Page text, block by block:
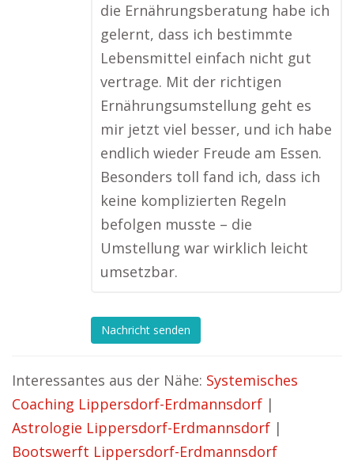
die Ernährungsberatung habe ich
gelernt, dass ich bestimmte
Lebensmittel einfach nicht gut
vertrage. Mit der richtigen
Ernährungsumstellung geht es
mir jetzt viel besser, und ich habe
endlich wieder Freude am Essen.
Besonders toll fand ich, dass ich
keine komplizierten Regeln
befolgen musste – die
Umstellung war wirklich leicht
umsetzbar.
Nachricht senden
Interessantes aus der Nähe: Systemisches
Coaching Lippersdorf-Erdmannsdorf |
Astrologie Lippersdorf-Erdmannsdorf |
Bootswerft Lippersdorf-Erdmannsdorf